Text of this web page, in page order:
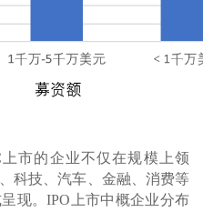
市的企业不仅在规模上领
科技、汽车、金融、消费等
现。IPO上市中概企业分布